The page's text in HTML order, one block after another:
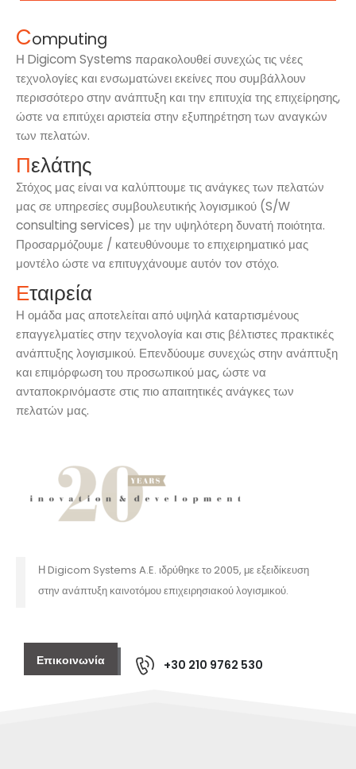
Computing
Η Digicom Systems παρακολουθεί συνεχώς τις νέες
τεχνολογίες και ενσωματώνει εκείνες που συμβάλλουν
περισσότερο στην ανάπτυξη και την επιτυχία της επιχείρησης,
ώστε να επιτύχει αριστεία στην εξυπηρέτηση των αναγκών
των πελατών.
Πελάτης
Στόχος μας είναι να καλύπτουμε τις ανάγκες των πελατών
μας σε υπηρεσίες συμβουλευτικής λογισμικού (S/W
consulting services) με την υψηλότερη δυνατή ποιότητα.
Προσαρμόζουμε / κατευθύνουμε το επιχειρηματικό μας
μοντέλο ώστε να επιτυγχάνουμε αυτόν τον στόχο.
Εταιρεία
Η ομάδα μας αποτελείται από υψηλά καταρτισμένους
επαγγελματίες στην τεχνολογία και στις βέλτιστες πρακτικές
ανάπτυξης λογισμικού. Επενδύουμε συνεχώς στην ανάπτυξη
και επιμόρφωση του προσωπικού μας, ώστε να
ανταποκρινόμαστε στις πιο απαιτητικές ανάγκες των
πελατών μας.
Η Digicom Systems A.E. ιδρύθηκε το 2005, με εξειδίκευση
στην ανάπτυξη καινοτόμου επιχειρησιακού λογισμικού.
Επικοινωνία +30 210 9762 530